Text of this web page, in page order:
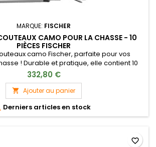
MARQUE: FISCHER
CAMO POUR LA CHASSE - 10
PIÈCES FISCHER
camo Fischer, parfaite pour vos
! Durable et pratique, elle contient 10
pièces indispensables.
332,80 €
 Ajouter au panier
Derniers articles en stock
favorite_border